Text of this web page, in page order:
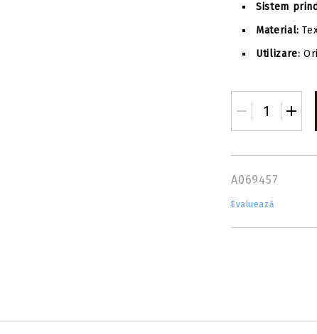
Sistem
Material:
Utilizare:
A069457
Evaluează